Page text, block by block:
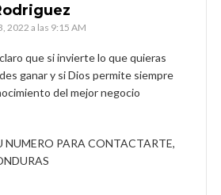
2022 a las 9:15 AM
que si invierte lo que quieras
ganar y si Dios permite siempre
del mejor negocio
NUMERO PARA CONTACTARTE,